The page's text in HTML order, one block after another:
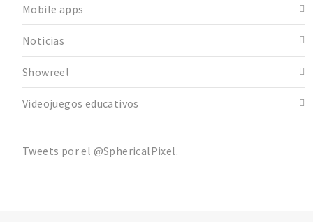
Mobile apps
Noticias
Showreel
Videojuegos educativos
Tweets por el @SphericalPixel.